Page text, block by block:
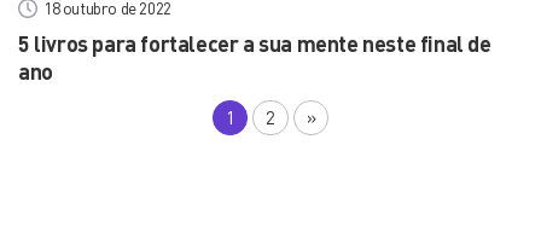
18 outubro de 2022
5 livros para fortalecer a sua mente neste final de
ano
1 2 »